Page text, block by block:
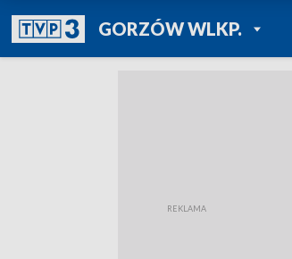
GORZÓW WLKP.POWRÓT DO
TVP REGIONY